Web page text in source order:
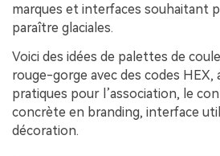
marques et interfaces souhaitant
paraître glaciales.
Voici des idées de palettes de
rouge-gorge avec des codes HEX,
pratiques pour l’association, le
concrète en branding, interface
décoration.